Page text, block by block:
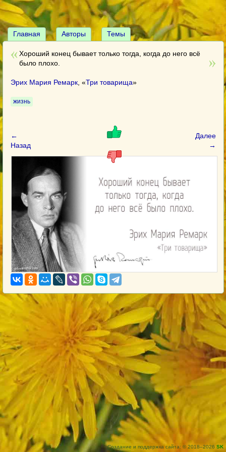
Главная Авторы Темы
Хороший конец бывает только тогда, когда до него всё
было плохо.
Эрих Мария Ремарк , «Три товарища»
жизнь
←
Назад
Далее
→
Создание и поддержка сайта: © 2018–2026 SK